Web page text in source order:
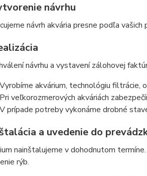
návrhu
návrh akvária presne podľa
návrhu a vystavení zálohovej
Vyrobíme akvárium, technológiu filtrácie,
Pri veľkorozmerových akváriách
V prípade potreby vykonáme drobné
a uvedenie do
nainštalujeme v dohodnutom
rýb.